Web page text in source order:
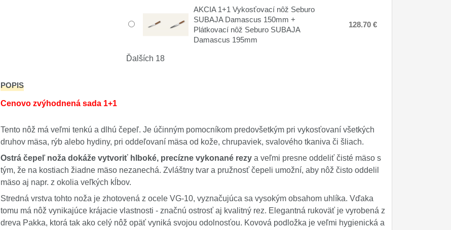
AKCIA 1+1 Vykosťovací nôž Seburo
SUBAJA Damascus 150mm +
Plátkovací nôž Seburo SUBAJA
Damascus 195mm
128.70 €
Ďalších 18
POPIS
Cenovo zvýhodnená sada 1+1
Tento nôž má veľmi tenkú a dlhú čepeľ. Je účinným pomocníkom predovšetkým pri vykosťovaní všetkých
druhov mäsa, rýb alebo hydiny, pri oddeľovaní mäsa od kože, chrupaviek, svalového tkaniva či šliach.
Ostrá čepeľ noža dokáže vytvoriť hlboké, precízne vykonané rezya veľmi presne oddeliť čisté mäso s
tým, že na kostiach žiadne mäso nezanechá. Zvláštny tvar a pružnosť čepeli umožní, aby nôž čisto oddelil
mäso aj napr. z okolia veľkých kĺbov.
Stredná vrstva tohto noža je zhotovená z ocele VG-10, vyznačujúca sa vysokým obsahom uhlíka. Vďaka
tomu má nôž vynikajúce krájacie vlastnosti - značnú ostrosť aj kvalitný rez. Elegantná rukoväť je vyrobená z
dreva Pakka, ktorá tak ako celý nôž opäť vyniká svojou odolnosťou. Kovová podložka je veľmi hygienická a